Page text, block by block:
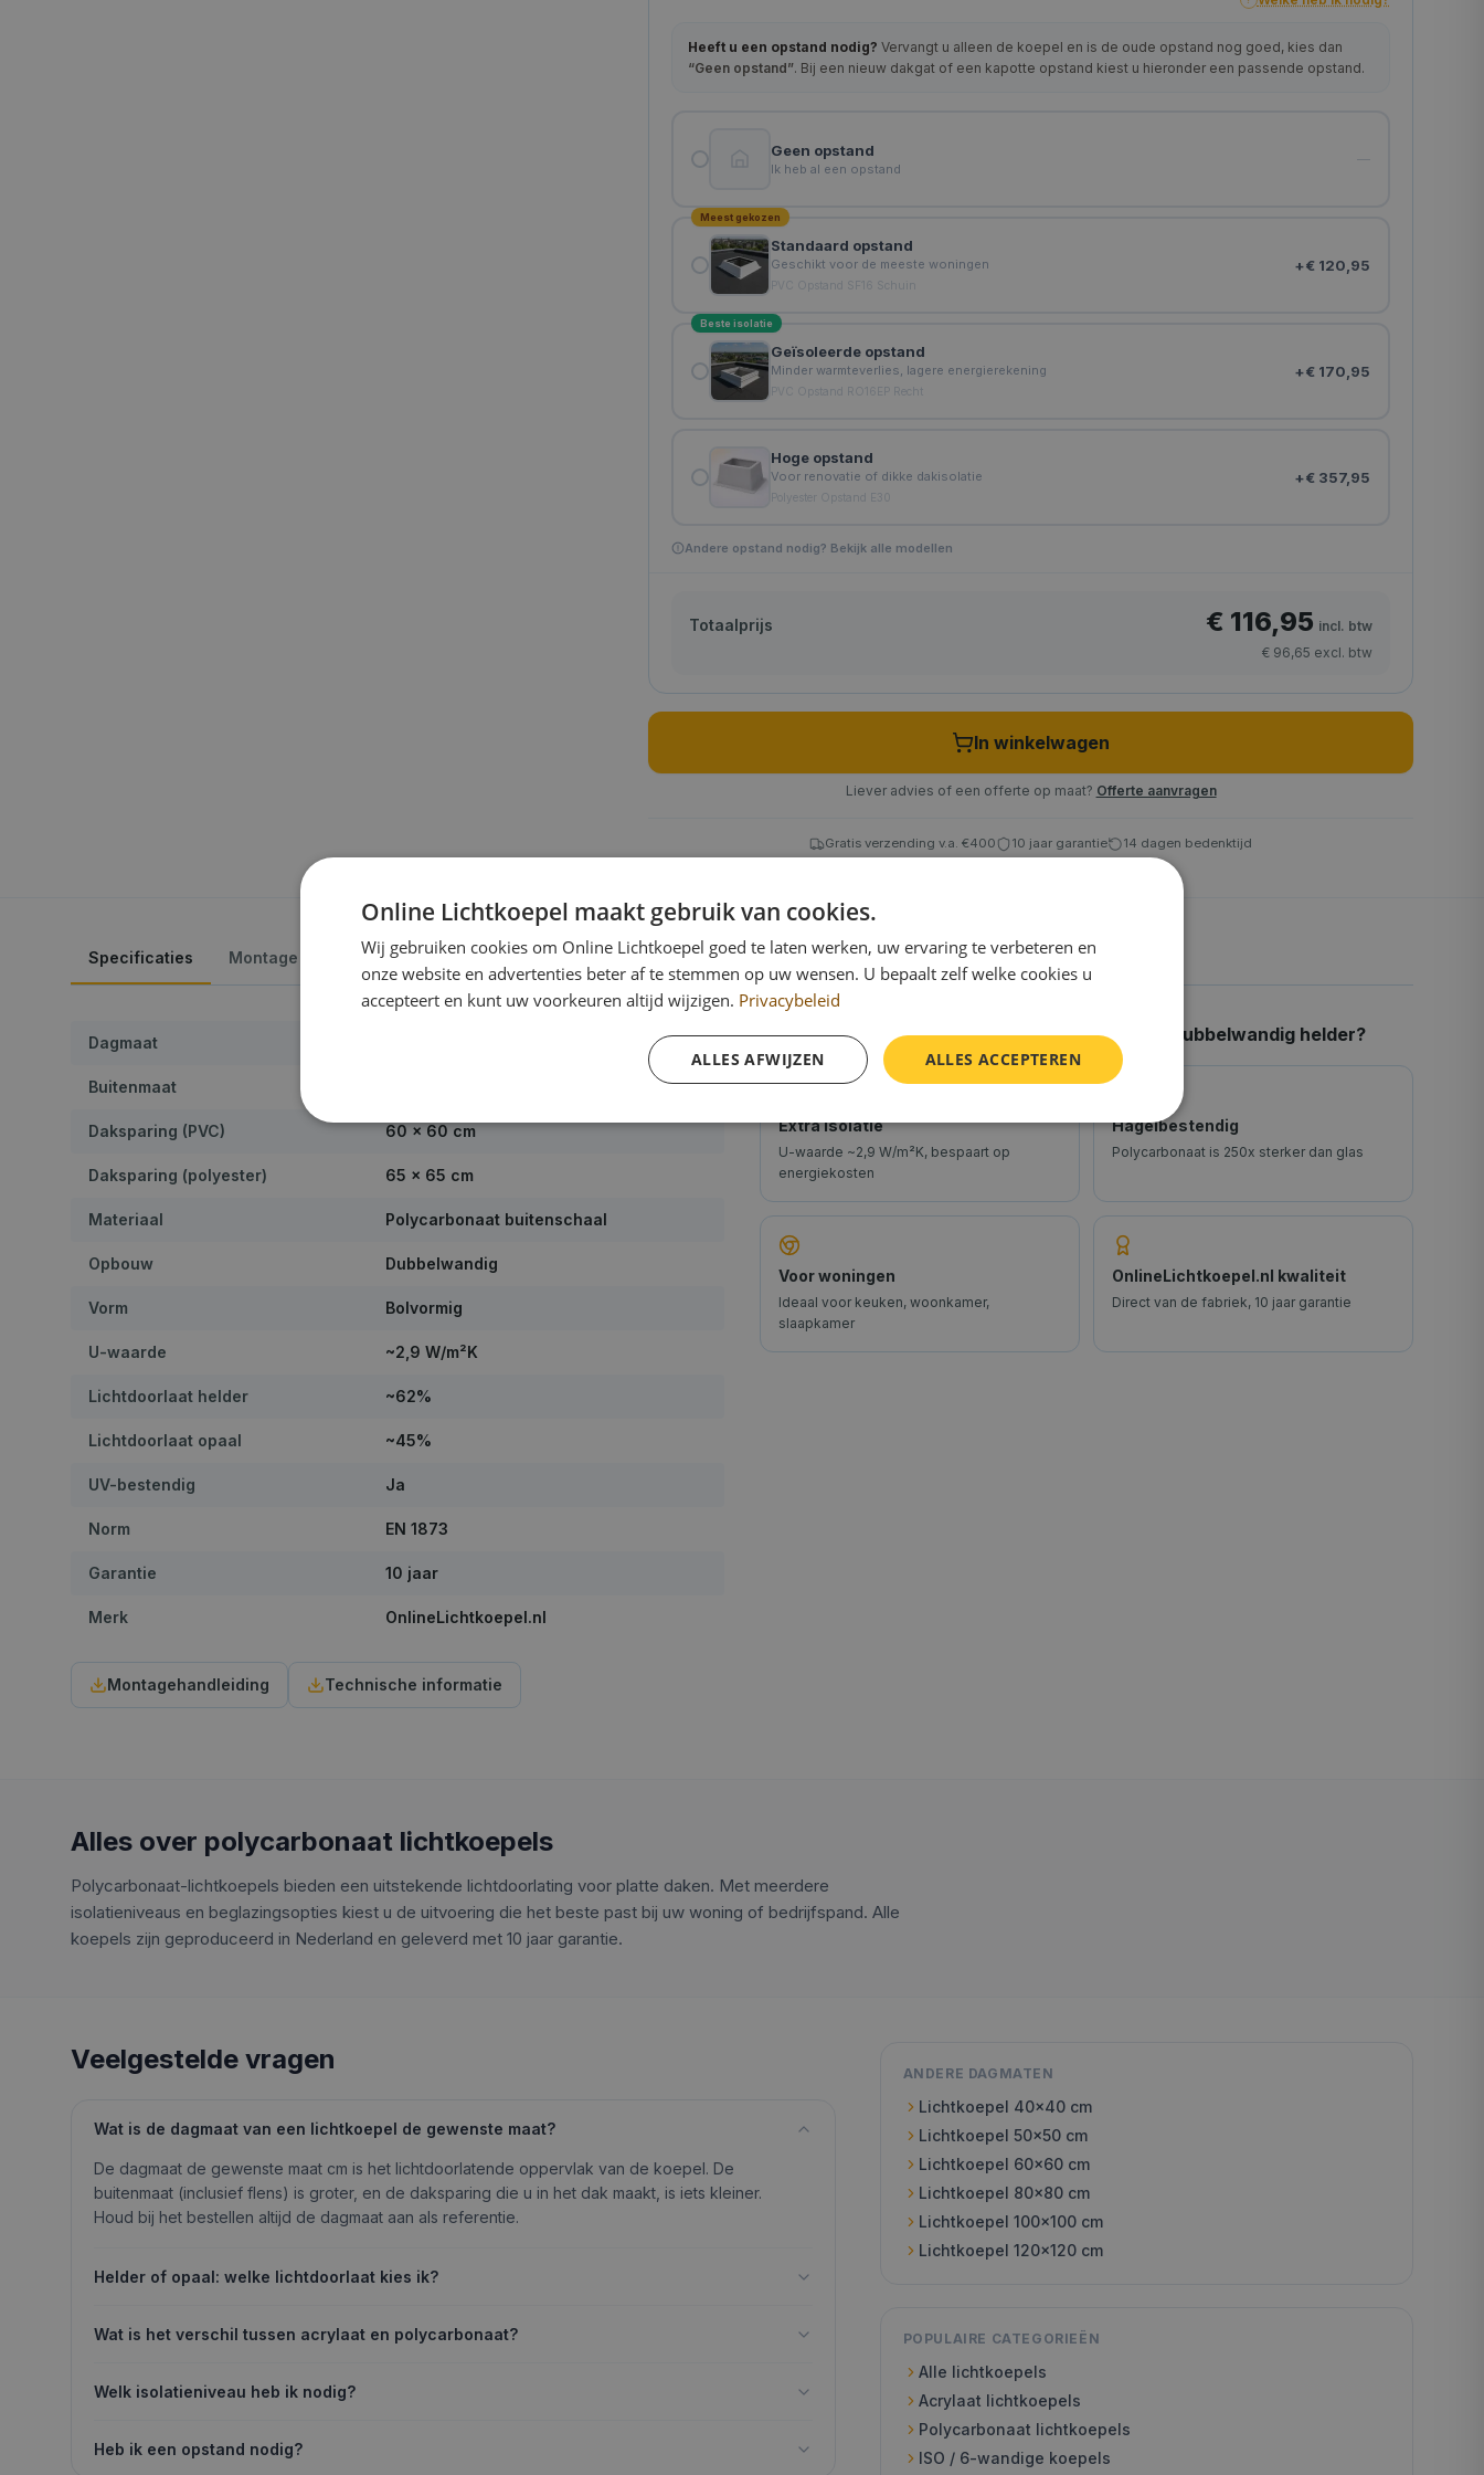
Heeft u een opstand nodig? Vervangt u alleen de koepel en is de oude opstand nog goed, kies dan
“Geen opstand”. Bij een nieuw dakgat of een kapotte opstand kiest u hieronder een passende opstand.
Geen opstand
Ik heb al een opstand
—
Meest gekozen
Standaard opstand
Geschikt voor de meeste woningen
PVC Opstand SF16 Schuin
+€ 120,95
Beste isolatie
Geïsoleerde opstand
Minder warmteverlies, lagere energierekening
PVC Opstand RO16EP Recht
+€ 170,95
Hoge opstand
Voor renovatie of dikke dakisolatie
Polyester Opstand E30
+€ 357,95
Andere opstand nodig? Bekijk alle modellen
Totaalprijs € 116,95 incl. btw
€ 96,65 excl. btw
In winkelwagen
Liever advies of een offerte op maat? Offerte aanvragen
Gratis verzending v.a. €400 10 jaar garantie 14 dagen bedenktijd
Specificaties Montage Veelgestelde vragen
Dagmaat
Buitenmaat
Daksparing (PVC) 60 × 60 cm
Daksparing (polyester) 65 × 65 cm
Materiaal Polycarbonaat buitenschaal
Opbouw Dubbelwandig
Vorm Bolvormig
U-waarde ~2,9 W/m²K
Lichtdoorlaat helder ~62%
Lichtdoorlaat opaal ~45%
UV-bestendig Ja
Norm EN 1873
Garantie 10 jaar
Merk OnlineLichtkoepel.nl
Montagehandleiding Technische informatie
WaaromLichtkoepel polycarbonaat bolvormig dubbelwandig helder?
Extra isolatie
U-waarde ~2,9 W/m²K, bespaart op
energiekosten
Hagelbestendig
Polycarbonaat is 250x sterker dan glas
Voor woningen
Ideaal voor keuken, woonkamer,
slaapkamer
OnlineLichtkoepel.nl kwaliteit
Direct van de fabriek, 10 jaar garantie
Alles over polycarbonaat lichtkoepels
Polycarbonaat-lichtkoepels bieden een uitstekende lichtdoorlating voor platte daken. Met meerdere
isolatieniveaus en beglazingsopties kiest u de uitvoering die het beste past bij uw woning of bedrijfspand. Alle
koepels zijn geproduceerd in Nederland en geleverd met 10 jaar garantie.
Veelgestelde vragen
Wat is de dagmaat van een lichtkoepel de gewenste maat?
De dagmaat de gewenste maat cm is het lichtdoorlatende oppervlak van de koepel. De
buitenmaat (inclusief flens) is groter, en de daksparing die u in het dak maakt, is iets kleiner.
Houd bij het bestellen altijd de dagmaat aan als referentie.
Helder of opaal: welke lichtdoorlaat kies ik?
Wat is het verschil tussen acrylaat en polycarbonaat?
Welk isolatieniveau heb ik nodig?
Heb ik een opstand nodig?
ANDERE DAGMATEN
Lichtkoepel 40x40cm
Lichtkoepel 50x50cm
Lichtkoepel 60x60cm
Lichtkoepel 80x80cm
Lichtkoepel 100x100cm
Lichtkoepel 120x120cm
POPULAIRE CATEGORIEËN
Alle lichtkoepels
Acrylaat lichtkoepels
Polycarbonaat lichtkoepels
ISO / 6-wandige koepels
Online Lichtkoepel maakt gebruik van cookies.
Wij gebruiken cookies om Online Lichtkoepel goed te laten werken, uw ervaring te verbeteren en
onze website en advertenties beter af te stemmen op uw wensen. U bepaalt zelf welke cookies u
accepteert en kunt uw voorkeuren altijd wijzigen. Privacybeleid
ALLES ACCEPTEREN
ALLES AFWIJZEN